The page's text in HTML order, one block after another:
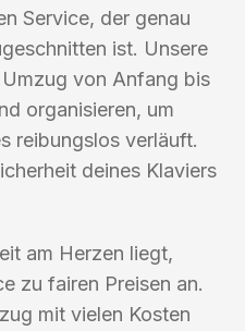
Service, der genau
ist. Unsere
von Anfang bis
organisieren, um
reibungslos verläuft.
deines Klaviers
am Herzen liegt,
zu fairen Preisen an.
mit vielen Kosten